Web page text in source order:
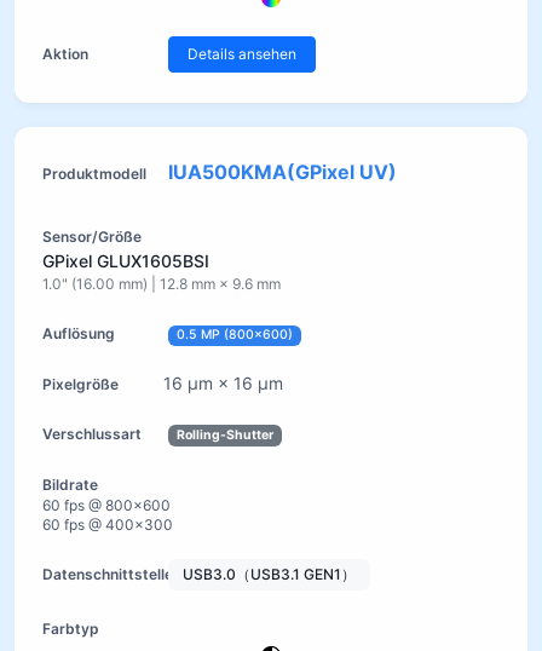
Details ansehen
IUA500KMA(GPixel UV)
GPixel GLUX1605BSI
1.0" (16.00 mm) | 12.8 mm × 9.6 mm
0.5 MP (800×600)
16 µm × 16 µm
Rolling-Shutter
60 fps @ 800×600
60 fps @ 400×300
USB3.0（USB3.1 GEN1）